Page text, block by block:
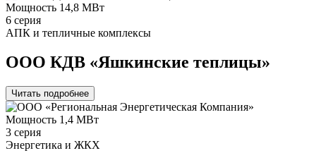
Мощность 14,8 МВт
6 серия
АПК и тепличные комплексы
ООО КДВ «Яшкинские теплицы»
Читать подробнее
Мощность 1,4 МВт
3 серия
Энергетика и ЖКХ